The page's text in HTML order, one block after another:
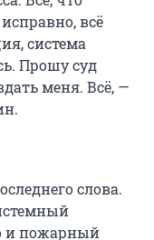
всё
система
Прошу суд
меня. Всё, —
слова.
и пожарный